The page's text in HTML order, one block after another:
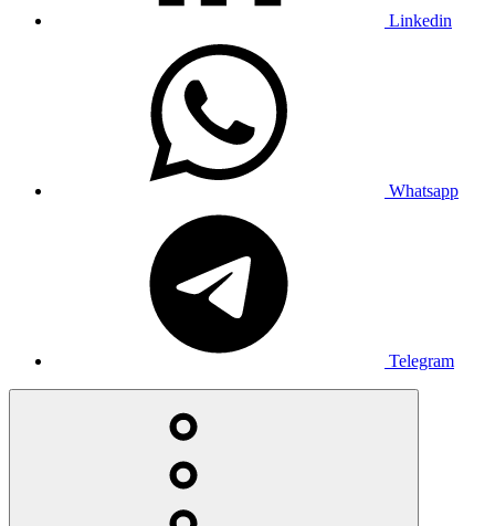
Linkedin
Whatsapp
Telegram